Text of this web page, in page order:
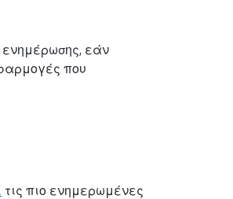
ενημέρωσης, εάν
που
τις πιο ενημερωμένες